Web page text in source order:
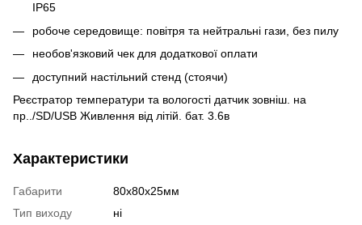
IP65
робоче середовище: повітря та нейтральні гази, без пилу
необов'язковий чек для додаткової оплати
доступний настільний стенд (стоячи)
Реєстратор температури та вологості датчик зовніш. на
пр../SD/USB Живлення від літій. бат. 3.6в
Характеристики
Габарити
80х80х25мм
Тип виходу
ні